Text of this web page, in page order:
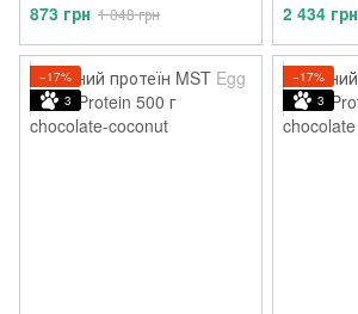
873 грн 1 048 грн 2 434 грн
−17%
3
−17%
3